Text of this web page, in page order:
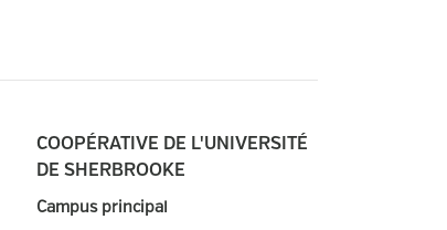
COOPÉRATIVE DE L'UNIVERSITÉ
DE SHERBROOKE
Campus principal